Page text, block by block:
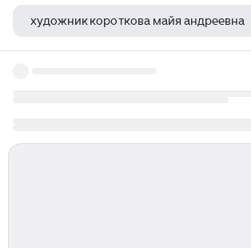
художник короткова майя андреевна